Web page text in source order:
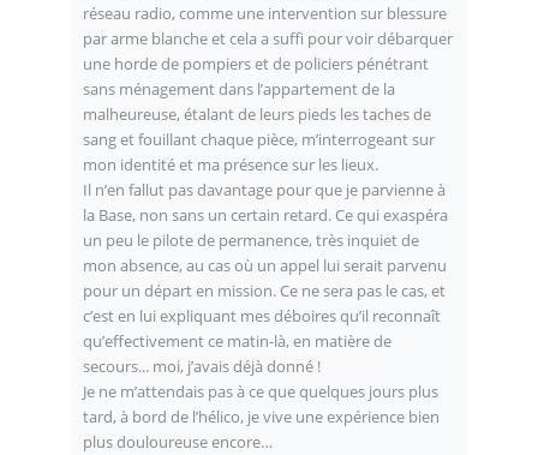
réseau radio, comme une intervention sur blessure
par arme blanche et cela a suffi pour voir débarquer
une horde de pompiers et de policiers pénétrant
sans ménagement dans l’appartement de la
malheureuse, étalant de leurs pieds les taches de
sang et fouillant chaque pièce, m’interrogeant sur
mon identité et ma présence sur les lieux.
Il n’en fallut pas davantage pour que je parvienne à
la Base, non sans un certain retard. Ce qui exaspéra
un peu le pilote de permanence, très inquiet de
mon absence, au cas où un appel lui serait parvenu
pour un départ en mission. Ce ne sera pas le cas, et
c’est en lui expliquant mes déboires qu’il reconnaît
qu’effectivement ce matin-là, en matière de
secours... moi, j’avais déjà donné !
Je ne m’attendais pas à ce que quelques jours plus
tard, à bord de l’hélico, je vive une expérience bien
plus douloureuse encore…